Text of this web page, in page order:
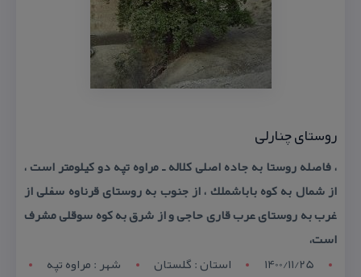
روستای چنارلی
، فاصله روستا به جاده اصلی كلاله ـ مراوه تپه دو كیلومتر است ،
از شمال به كوه باباشملك ، از جنوب به روستای قرناوه سفلی از
غرب به روستای عرب قاری حاجی و از شرق به كوه سوقلی مشرف
است،
1400/11/25
استان : گلستان شهر : مراوه تپه